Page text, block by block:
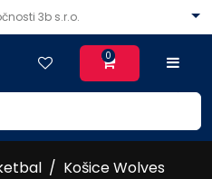
3b s.r.o.
0
Košice Wolves